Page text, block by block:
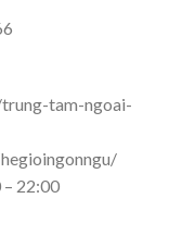
tam-ngoai-
22:00